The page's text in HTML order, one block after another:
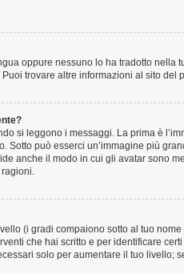
oppure nessuno lo ha tradotto
trovare altre informazioni al sito
si leggono i messaggi. La prima è
può esserci un’immagine più
anche il modo in cui gli avatar sono
ragioni.
(i gradi compaiono sotto al tuo
che hai scritto e per identificare
solo per aumentare il tuo livello;